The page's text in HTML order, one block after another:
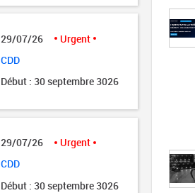
29/07/26
Urgent
CDD
Début : 30 septembre 3026
29/07/26
Urgent
CDD
Début : 30 septembre 3026